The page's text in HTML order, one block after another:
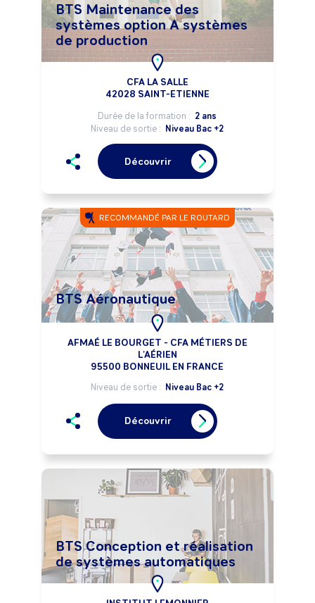
BTS Maintenance des
systèmes option A systèmes
de production
CFA LA SALLE
42028 SAINT-ETIENNE
Durée de la formation : 2 ans
Niveau de sortie : Niveau Bac +2
Découvrir
RECOMMANDÉ PAR LE ROUTARD
BTS Aéronautique
AFMAÉ LE BOURGET - CFA MÉTIERS DE
L'AÉRIEN
95500 BONNEUIL EN FRANCE
Niveau de sortie : Niveau Bac +2
Découvrir
BTS Conception et réalisation
de systèmes automatiques